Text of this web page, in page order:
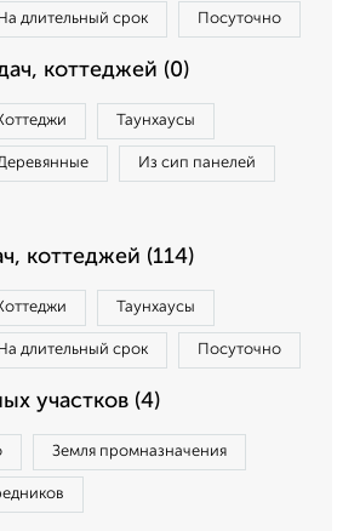
На длительный срок Посуточно
коттеджей (0)
Таунхаусы
Из сип панелей
коттеджей (114)
Таунхаусы
На длительный срок Посуточно
участков (4)
Земля промназначения